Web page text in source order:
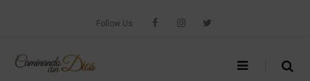
Follow Us